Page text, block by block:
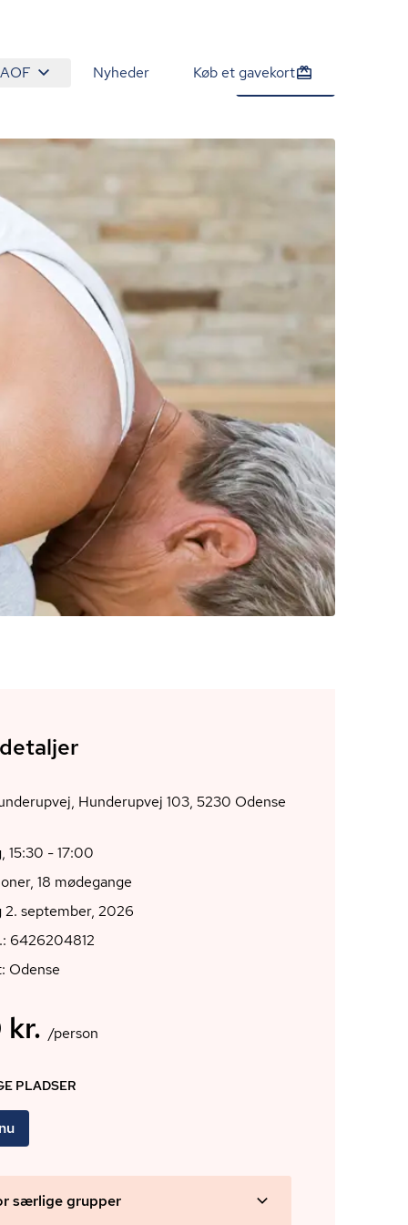
Nyheder Køb et gavekort
1.700 kr. /person Tilmeld nu
Hunderupvej 103, 5230 Odense
15:30 - 17:00
18 mødegange
2. september, 2026
6426204812
Odense
kr. /person
PLADSER
særlige grupper